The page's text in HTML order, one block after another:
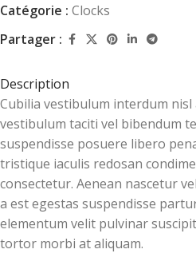
Catégorie : Clocks
Partager :
Description
Cubilia vestibulum interdum
vestibulum taciti vel bibendum
suspendisse posuere libero
tristique iaculis redosan
consectetur. Aenean nascetur
a est egestas suspendisse
elementum velit pulvinar
tortor morbi at aliquam.